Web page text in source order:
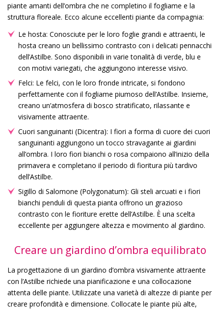
piante amanti dell’ombra che ne completino il fogliame e la
struttura floreale. Ecco alcune eccellenti piante da compagnia:
Le hosta: Conosciute per le loro foglie grandi e attraenti, le
hosta creano un bellissimo contrasto con i delicati pennacchi
dell’Astilbe. Sono disponibili in varie tonalità di verde, blu e
con motivi variegati, che aggiungono interesse visivo.
Felci: Le felci, con le loro fronde intricate, si fondono
perfettamente con il fogliame piumoso dell’Astilbe. Insieme,
creano un’atmosfera di bosco stratificato, rilassante e
visivamente attraente.
Cuori sanguinanti (Dicentra): I fiori a forma di cuore dei cuori
sanguinanti aggiungono un tocco stravagante ai giardini
all’ombra. I loro fiori bianchi o rosa compaiono all’inizio della
primavera e completano il periodo di fioritura più tardivo
dell’Astilbe.
Sigillo di Salomone (Polygonatum): Gli steli arcuati e i fiori
bianchi penduli di questa pianta offrono un grazioso
contrasto con le fioriture erette dell’Astilbe. È una scelta
eccellente per aggiungere altezza e movimento al giardino.
Creare un giardino d’ombra equilibrato
La progettazione di un giardino d’ombra visivamente attraente
con l’Astilbe richiede una pianificazione e una collocazione
attenta delle piante. Utilizzate una varietà di altezze di piante per
creare profondità e dimensione. Collocate le piante più alte,